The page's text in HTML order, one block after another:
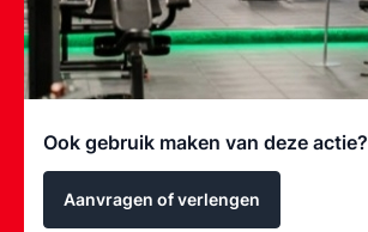
Ook gebruik maken van deze actie?
Aanvragen of verlengen